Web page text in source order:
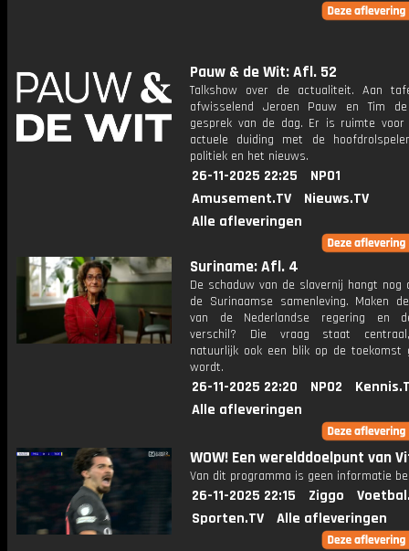
Pauw & de Wit: Afl. 52
Talkshow over de actualiteit. Aan
afwisselend Jeroen Pauw en Tim
gesprek van de dag. Er is ruimte
actuele duiding met de
politiek en het nieuws.
26-11-2025 22:25
NPO1
Amusement.TV
Nieuws.TV
Alle afleveringen
Suriname: Afl. 4
De schaduw van de slavernij hangt nog
de Surinaamse samenleving. Maken
van de Nederlandse regering en
verschil? Die vraag staat
natuurlijk ook een blik op de toekomst
wordt.
26-11-2025 22:20 NPO2
Alle afleveringen
WOW! Een werelddoelpunt van
Van dit programma is geen informatie
26-11-2025 22:15 Ziggo
Sporten.TV
Alle afleveringen